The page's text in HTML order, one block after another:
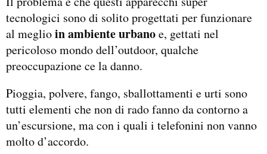
tecnologici sono di solito progettati per funzionare
al meglioin ambiente urbanoe, gettati nel
pericoloso mondo dell’outdoor, qualche
preoccupazione ce la danno.
Pioggia, polvere, fango, sballottamenti e urti sono
tutti elementi che non di rado fanno da contorno a
un’escursione, ma con i quali i telefonini non vanno
molto d’accordo.